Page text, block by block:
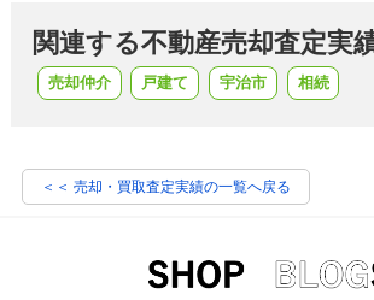
関連する不動産売却査定実
売却仲介 戸建て 宇治市 相続
＜＜ 売却・買取査定実績の一覧へ戻る